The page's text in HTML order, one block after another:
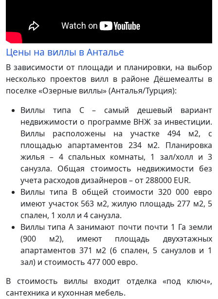
Цены на виллы в Анталье
В зависимости от площади и планировки, на выбор
несколько проектов вилл в районе Дёшемеалты в
поселке «Озерные виллы» (Анталья/Турция):
Виллы типа С – самый дешевый вариант
недвижимости о программе ВНЖ за инвестиции.
Виллы расположены на участке 494 м2, с
площадью апартаментов 234 м2. Планировка
жилья – 4 спальных комнаты, 1 зал/холл и 3
санузла. Общая стоимость недвижимости без
учета расходов дизайнеров – от 288000 EUR.
Виллы типа В общей стоимости 320 000 евро
имеют участок 563 м2, жилую площадь 277 м2, 5
спален, 1 холл и 4 санузла.
Виллы типа А занимают почти почти 1 Га земли
(900 м2), имеют площадь двухэтажных
апартаментов 371 м2 (6 спален, 5 санузлов и 1
зал) и стоимость 477 000 евро.
В стоимость виллы входит отделка «под ключ»,
сантехника и кухонная мебель.